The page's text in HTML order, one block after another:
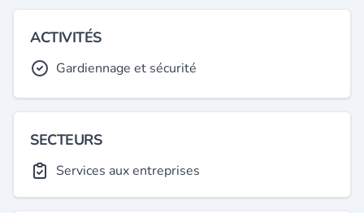
ACTIVITÉS
Gardiennage et sécurité
SECTEURS
Services aux entreprises